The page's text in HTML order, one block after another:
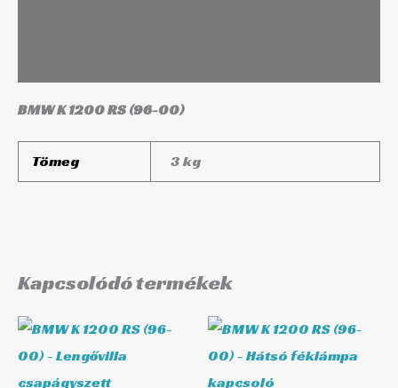
BMW K 1200 RS (96-00)
Tömeg 3 kg
Kapcsolódó termékek